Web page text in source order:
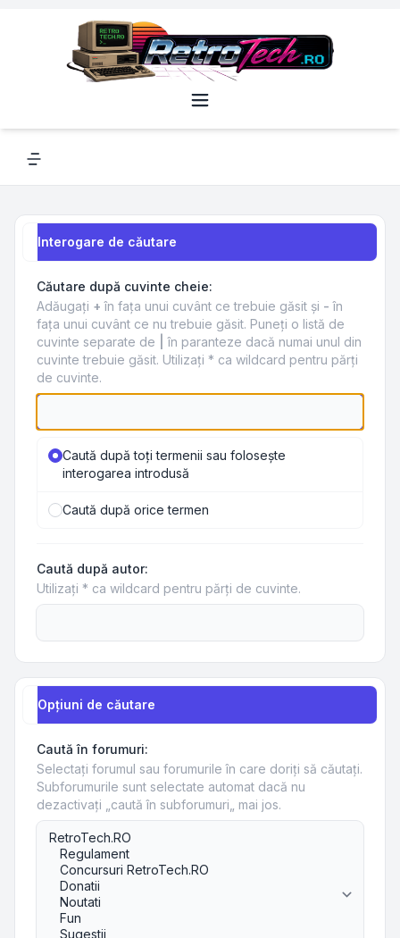
Navigation menu
Interogare de căutare
Căutare după cuvinte cheie:
Adăugaţi + în faţa unui cuvânt ce trebuie găsit şi - în
faţa unui cuvânt ce nu trebuie găsit. Puneţi o listă de
cuvinte separate de
în paranteze dacă numai unul din
cuvinte trebuie găsit. Utilizaţi * ca wildcard pentru părţi
de cuvinte.
Caută după toţi termenii sau foloseşte
interogarea introdusă
Caută după orice termen
Caută după autor:
Utilizaţi * ca wildcard pentru părţi de cuvinte.
Opţiuni de căutare
Caută în forumuri:
Selectaţi forumul sau forumurile în care doriţi să căutaţi.
Subforumurile sunt selectate automat dacă nu
dezactivaţi „caută în subforumuri„ mai jos.